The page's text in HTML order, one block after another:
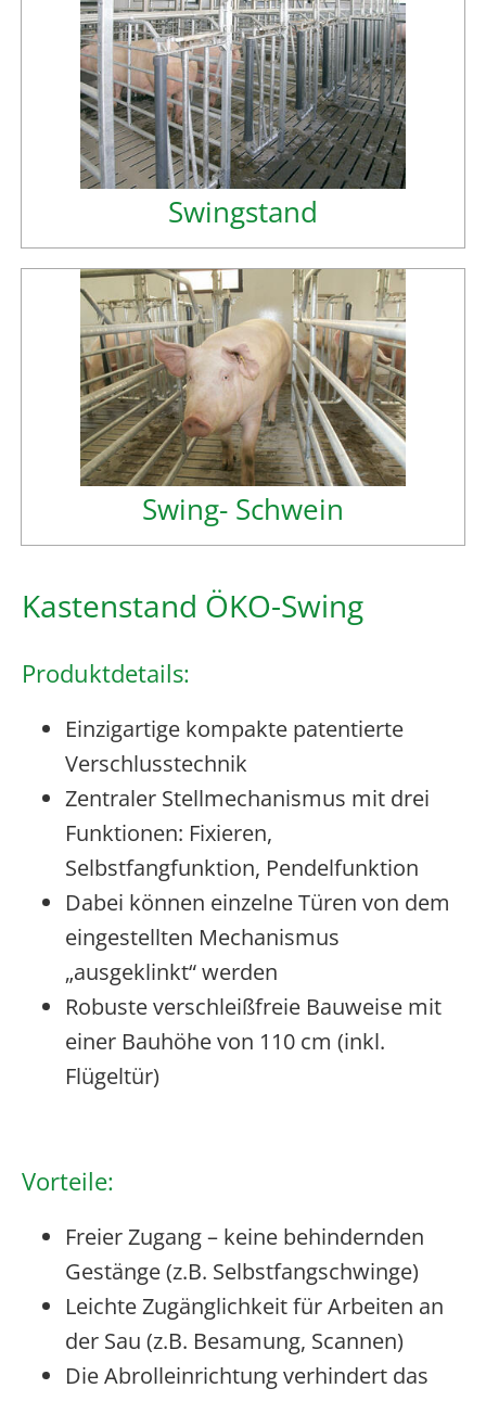
Swingstand
Swing- Schwein
Kastenstand ÖKO-Swing
Produktdetails:
Einzigartige kompakte patentierte
Verschlusstechnik
Zentraler Stellmechanismus mit drei
Funktionen: Fixieren,
Selbstfangfunktion, Pendelfunktion
Dabei können einzelne Türen von dem
eingestellten Mechanismus
„ausgeklinkt“ werden
Robuste verschleißfreie Bauweise mit
einer Bauhöhe von 110 cm (inkl.
Flügeltür)
Vorteile:
Freier Zugang – keine behindernden
Gestänge (z.B. Selbstfangschwinge)
Leichte Zugänglichkeit für Arbeiten an
der Sau (z.B. Besamung, Scannen)
Die Abrolleinrichtung verhindert das